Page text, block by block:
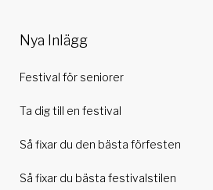
Nya Inlägg
Festival för seniorer
Ta dig till en festival
Så fixar du den bästa förfesten
Så fixar du bästa festivalstilen